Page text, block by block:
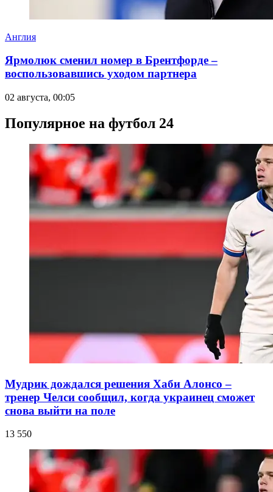
Англия
Ярмолюк сменил номер в Брентфорде –
воспользовавшись уходом партнера
02 августа, 00:05
Популярное на футбол 24
Мудрик дождался решения Хаби Алонсо –
тренер Челси сообщил, когда украинец сможет
снова выйти на поле
13 550